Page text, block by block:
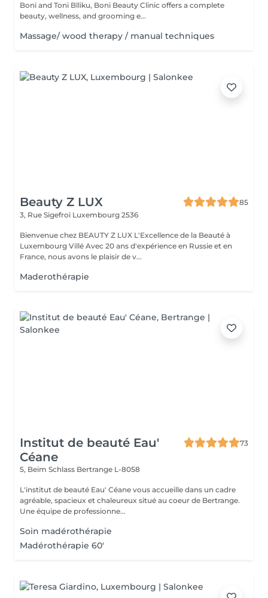
Boni and Toni Blliku, Boni Beauty Clinic offers a complete
beauty, wellness, and grooming e...
Massage/ wood therapy / manual techniques
Beauty Z LUX
85
3, Rue Sigefroi Luxembourg 2536
Bienvenue chez BEAUTY Z LUX L'Excellence de la Beauté à
Luxembourg Villé Avec 20 ans d'expérience en Russie et en
France, nous avons le plaisir de v...
Maderothérapie
Institut de beauté Eau'
Céane
73
5, Beim Schlass Bertrange L-8058
L'institut de beauté Eau' Céane vous accueille dans un cadre
agréable, spacieux et chaleureux situé au coeur de Bertrange.
Une équipe de professionne...
Soin madérothérapie
Madérothérapie 60'